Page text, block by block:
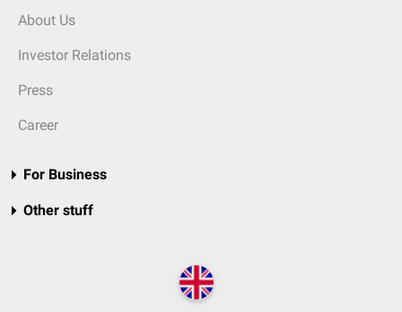
About Us
Investor Relations
Press
Career
For Business
Other stuff